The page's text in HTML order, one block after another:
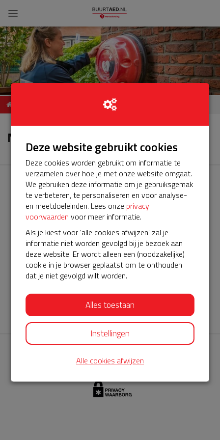
Nieuws
Nieuws
AED360-ProCardio
ServiceBuurtAED wordt aangeboden door de Hartstichting en
AED360-ProCardio. Net als bij BuurtAED is AED360-ProCardio
de leverancier van het servicepakket en ontzorgen zij jou de
komende jaren. AED360-ProCardio is gespecialiseerd in de
levering en het onderhoud van Philips AED’s.
Deze website gebruikt cookies
Deze cookies worden gebruikt om informatie te
verzamelen over hoe je met onze website omgaat.
We gebruiken deze informatie om je gebruiksgemak
te verbeteren, te personaliseren en voor analyse-
en meetdoeleinden. Lees onze privacy
voorwaarden voor meer informatie.
Als je kiest voor 'alle cookies afwijzen' zal je
informatie niet worden gevolgd bij je bezoek aan
deze website. Er wordt alleen een (noodzakelijke)
cookie in je browser geplaatst om te onthouden
dat je niet gevolgd wilt worden.
Alles toestaan
Instellingen
Alle cookies afwijzen